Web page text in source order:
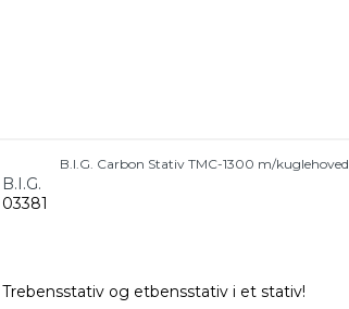
B.I.G. Carbon Stativ TMC-1300 m/kuglehoved
B.I.G.
03381
Trebensstativ og etbensstativ i et stativ!